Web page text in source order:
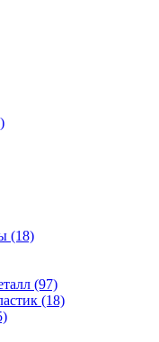
(18)
(97)
(18)